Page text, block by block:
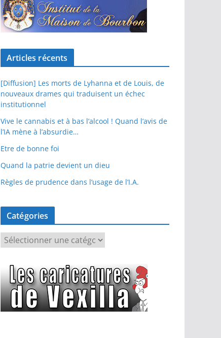
Articles récents
[Diffusion] Les morts de Lyhanna et de Louis, de
nouveaux drames qui traduisent un échec
institutionnel
Vive le cannabis et à bas l’alcool ! Quand l’avis de
l’IA mène à l’absurdie…
Etre de bonne foi
Quand la patrie devient un dieu
Règles de prudence dans l’usage de l’I.A.
Catégories
é
g
o
r